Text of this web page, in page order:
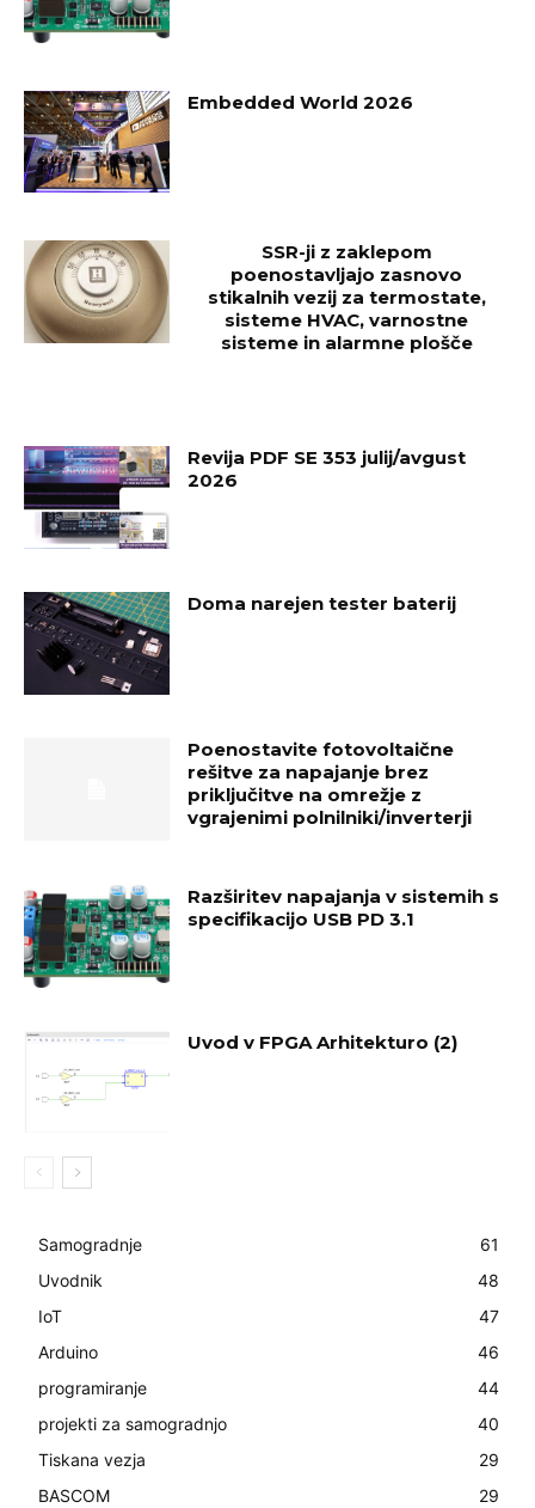
Embedded World 2026
SSR-ji z zaklepom
poenostavljajo zasnovo
stikalnih vezij za termostate,
sisteme HVAC, varnostne
sisteme in alarmne plošče
Revija PDF SE 353 julij/avgust
2026
Doma narejen tester baterij
Poenostavite fotovoltaične
rešitve za napajanje brez
priključitve na omrežje z
vgrajenimi polnilniki/inverterji
Razširitev napajanja v sistemih s
specifikacijo USB PD 3.1
Uvod v FPGA Arhitekturo (2)
Samogradnje
61
Uvodnik
48
IoT
47
Arduino
46
programiranje
44
projekti za samogradnjo
40
Tiskana vezja
29
BASCOM
29